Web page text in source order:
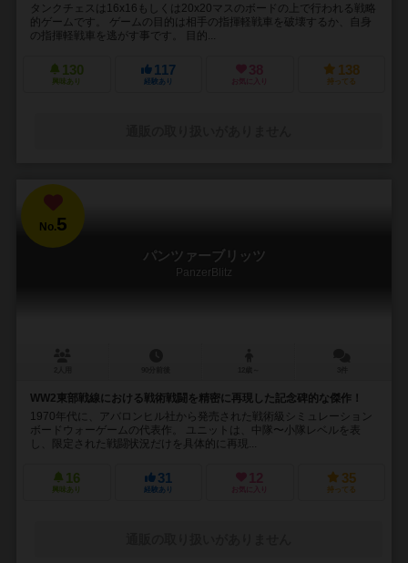
タンクチェスは16x16もしくは20x20マスのボードの上で行われる戦略
的ゲームです。 ゲームの目的は相手の指揮軽戦車を破壊するか、自身
の指揮軽戦車を逃がす事です。 目的...
130
興味あり
117
経験あり
38
お気に入り
138
持ってる
No.5
パンツァーブリッツ
PanzerBlitz
WW2東部戦線における戦術戦闘を精密に再現した記念碑的な傑作！
1970年代に、アバロンヒル社から発売された戦術級シミュレーション
ボードウォーゲームの代表作。 ユニットは、中隊〜小隊レベルを表
し、限定された戦闘状況だけを具体的に再現...
16
興味あり
31
経験あり
12
お気に入り
35
持ってる